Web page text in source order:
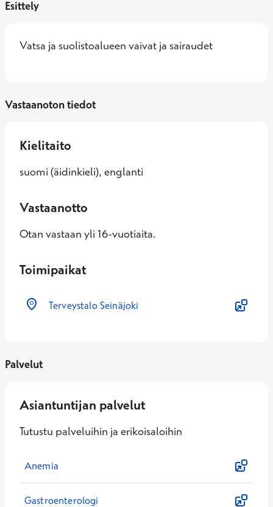
Esittely
Vatsa ja suolistoalueen vaivat ja sairaudet
Vastaanoton tiedot
Kielitaito
suomi (äidinkieli), englanti
Vastaanotto
Otan vastaan yli 16-vuotiaita.
Toimipaikat
Terveystalo Seinäjoki
Palvelut
Asiantuntijan palvelut
Tutustu palveluihin ja erikoisaloihin
Anemia
Gastroenterologi